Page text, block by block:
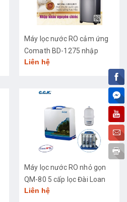
Máy lọc nước RO cảm ứng
Comath BD-1275 nhập
khẩu cao cấp
Liên hệ
Máy lọc nước RO nhỏ gọn
QM-80 5 cấp lọc Đài Loan
Liên hệ